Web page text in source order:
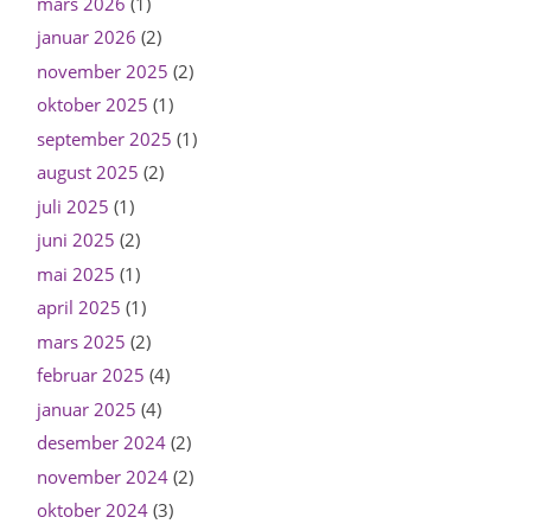
januar 2026 (2)
november 2025 (2)
oktober 2025 (1)
september 2025 (1)
august 2025 (2)
juli 2025 (1)
juni 2025 (2)
mai 2025 (1)
april 2025 (1)
mars 2025 (2)
februar 2025 (4)
januar 2025 (4)
desember 2024(2)
november 2024(2)
oktober 2024(3)